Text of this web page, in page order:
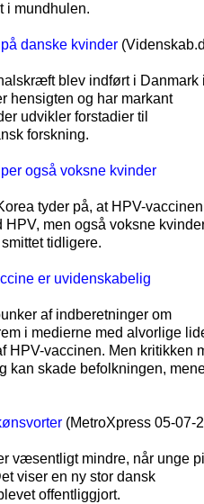
i mundhulen.
danske kvinder
blev indført i Danmark
hensigten og har markant
udvikler forstadier til
forskning.
også voksne kvinder
tyder på, at HPV-
HPV, men også voksne
tidligere.
er uvidenskabelig
af indberetninger om
i medierne med alvorlige
HPV-vaccinen. Men kritikken
kan skade befolkningen,
(MetroXpress 05-07-
væsentligt mindre, når unge
viser en ny stor dansk
offentliggjort.